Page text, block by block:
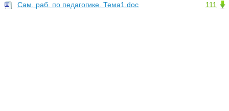
111
Сам. раб. по педагогике. Тема1.doc